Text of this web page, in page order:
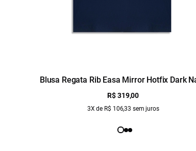
Blusa Regata Rib Easa Mirror Hotfix Dark
R$ 319,00
3X de R$ 106,33 sem juros